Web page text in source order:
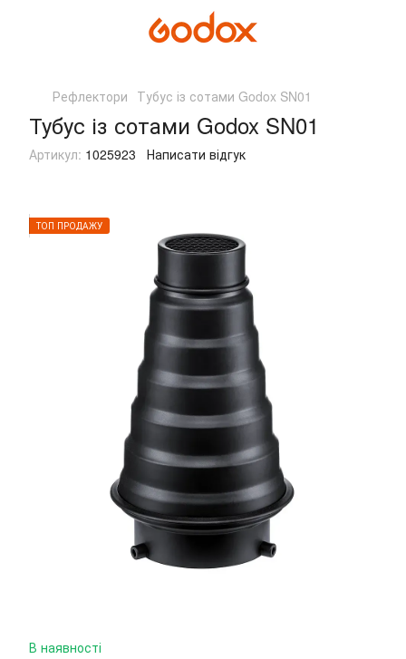
Рефлектори Тубус із сотами Godox SN01
Тубус із сотами Godox SN01
Артикул: 1025923 Написати відгук
ТОП ПРОДАЖУ
В наявності